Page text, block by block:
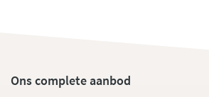
Ons complete aanbod